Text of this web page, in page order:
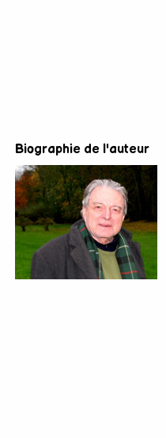
Biographie de l'auteur